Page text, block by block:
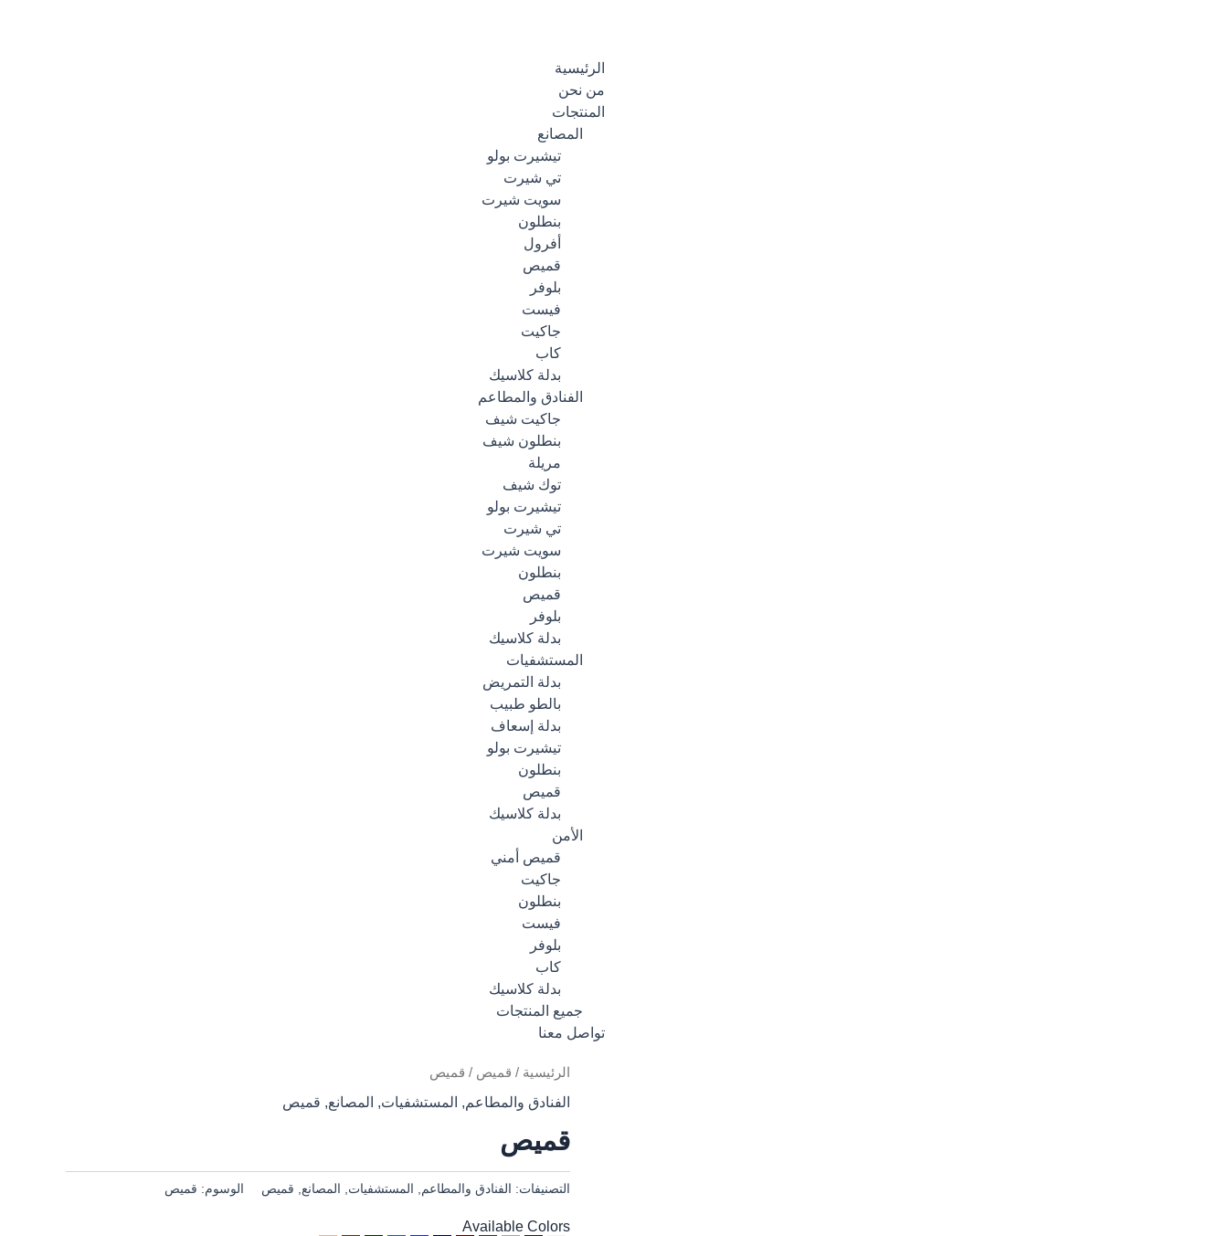
الرئيسية
من نحن
المنتجات
المصانع
تيشيرت بولو
تي شيرت
سويت شيرت
بنطلون
أفرول
قميص
بلوفر
فيست
جاكيت
كاب
بدلة كلاسيك
الفنادق والمطاعم
جاكيت شيف
بنطلون شيف
مريلة
توك شيف
تيشيرت بولو
تي شيرت
سويت شيرت
بنطلون
قميص
بلوفر
بدلة كلاسيك
المستشفيات
بدلة التمريض
بالطو طبيب
بدلة إسعاف
تيشيرت بولو
بنطلون
قميص
بدلة كلاسيك
الأمن
قميص أمني
جاكيت
بنطلون
فيست
بلوفر
كاب
بدلة كلاسيك
جميع المنتجات
تواصل معنا
الرئيسية / قميص / قميص
الفنادق والمطاعم, المستشفيات, المصانع, قميص
قميص
التصنيفات: الفنادق والمطاعم المستشفيات المصانع قميص الوسوم: قميص
Available Colors